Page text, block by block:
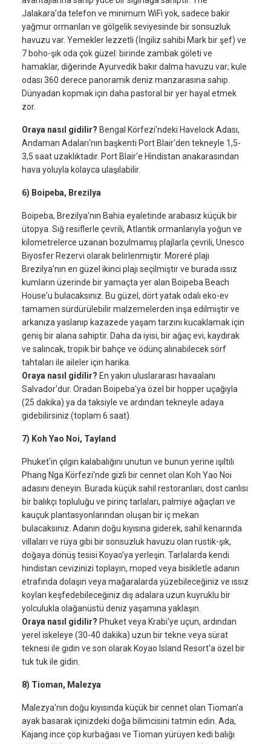
Jalakara'da telefon ve minimum WiFi yok, sadece bakir
yağmur ormanları ve gölgelik seviyesinde bir sonsuzluk
havuzu var. Yemekler lezzetli (İngiliz sahibi Mark bir şef) ve
7 boho-şık oda çok güzel: birinde zambak göleti ve
hamaklar, diğerinde Ayurvedik bakır dalma havuzu var; kule
odası 360 derece panoramik deniz manzarasına sahip.
Dünyadan kopmak için daha pastoral bir yer hayal etmek
zor.
Oraya nasıl gidilir? Bengal Körfezi'ndeki Havelock Adası,
Andaman Adaları'nın başkenti Port Blair'den tekneyle 1,5-
3,5 saat uzaklıktadır. Port Blair'e Hindistan anakarasından
hava yoluyla kolayca ulaşılabilir.
6) Boipeba, Brezilya
Boipeba, Brezilya'nın Bahia eyaletinde arabasız küçük bir
ütopya. Sığ resiflerle çevrili, Atlantik ormanlarıyla yoğun ve
kilometrelerce uzanan bozulmamış plajlarla çevrili, Unesco
Biyosfer Rezervi olarak belirlenmiştir. Moreré plajı
Brezilya'nın en güzel ikinci plajı seçilmiştir ve burada ıssız
kumların üzerinde bir yamaçta yer alan Boipeba Beach
House'u bulacaksınız. Bu güzel, dört yatak odalı eko-ev
tamamen sürdürülebilir malzemelerden inşa edilmiştir ve
arkanıza yaslanıp kazazede yaşam tarzını kucaklamak için
geniş bir alana sahiptir. Daha da iyisi, bir ağaç evi, kaydırak
ve salıncak, tropik bir bahçe ve ödünç alınabilecek sörf
tahtaları ile aileler için harika.
Oraya nasıl gidilir? En yakın uluslararası havaalanı
Salvador'dur. Oradan Boipeba'ya özel bir hopper uçağıyla
(25 dakika) ya da taksiyle ve ardından tekneyle adaya
gidebilirsiniz (toplam 6 saat).
7) Koh Yao Noi, Tayland
Phuket'in çılgın kalabalığını unutun ve bunun yerine ışıltılı
Phang Nga Körfezi'nde gizli bir cennet olan Koh Yao Noi
adasını deneyin. Burada küçük sahil restoranları, dost canlısı
bir balıkçı topluluğu ve pirinç tarlaları, palmiye ağaçları ve
kauçuk plantasyonlarından oluşan bir iç mekan
bulacaksınız. Adanın doğu kıyısına giderek, sahil kenarında
villaları ve rüya gibi bir sonsuzluk havuzu olan rustik-şık,
doğaya dönüş tesisi Koyao'ya yerleşin. Tarlalarda kendi
hindistan cevizinizi toplayın, moped veya bisikletle adanın
etrafında dolaşın veya mağaralarda yüzebileceğiniz ve ıssız
koyları keşfedebileceğiniz dış adalara uzun kuyruklu bir
yolculukla olağanüstü deniz yaşamına yaklaşın.
Oraya nasıl gidilir? Phuket veya Krabi'ye uçun, ardından
yerel iskeleye (30-40 dakika) uzun bir tekne veya sürat
teknesi ile gidin ve son olarak Koyao Island Resort'a özel bir
tuk tuk ile gidin.
8) Tioman, Malezya
Malezya'nın doğu kıyısında küçük bir cennet olan Tioman'a
ayak basarak içinizdeki doğa bilimcisini tatmin edin. Ada,
Kajang ince çöp kurbağası ve Tioman yürüyen kedi balığı